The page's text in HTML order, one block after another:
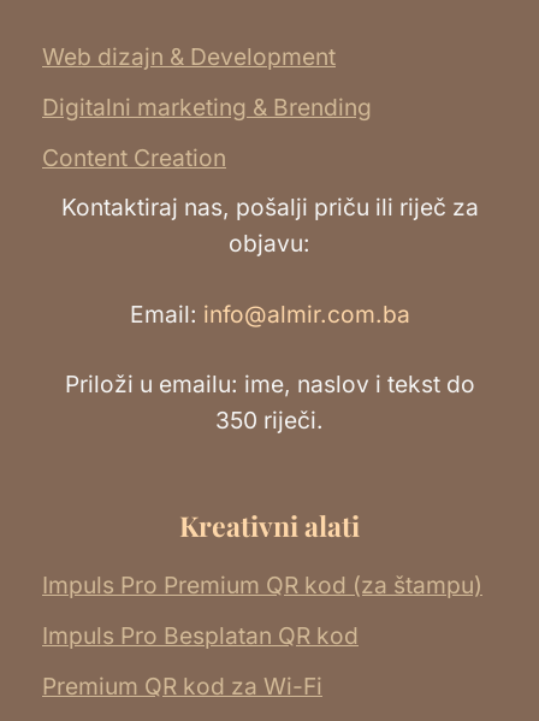
Web dizajn & Development
Digitalni marketing & Brending
Content Creation
Kontaktiraj nas, pošalji priču ili riječ za
objavu:
Email: info@almir.com.ba
Priloži u emailu: ime, naslov i tekst do
350 riječi.
Kreativni alati
Impuls Pro Premium QR kod (za štampu)
Impuls Pro Besplatan QR kod
Premium QR kod za Wi-Fi